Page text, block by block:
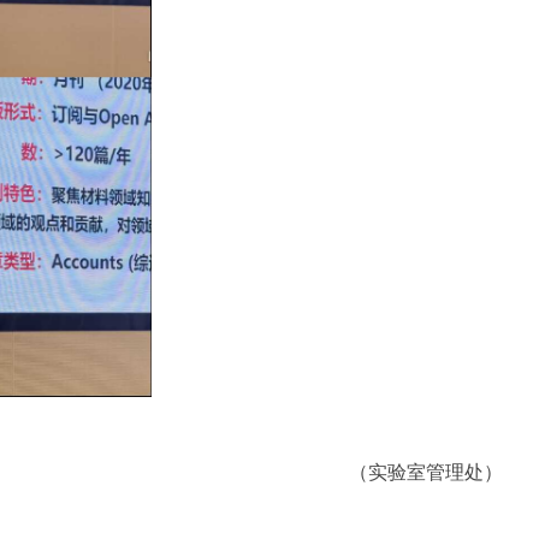
（实验室管理处）